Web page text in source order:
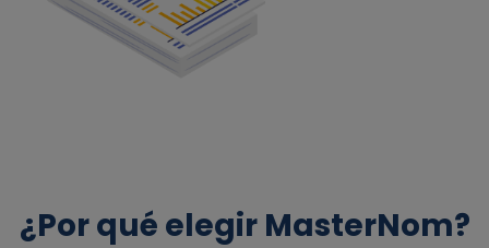
¿Por qué elegir MasterNom?